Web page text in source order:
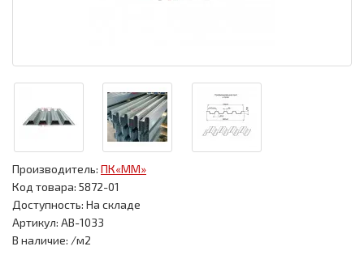
Производитель: ПК«ММ»
Код товара: 5872-01
Доступность: На складе
Артикул: АВ-1033
В наличие: /м2